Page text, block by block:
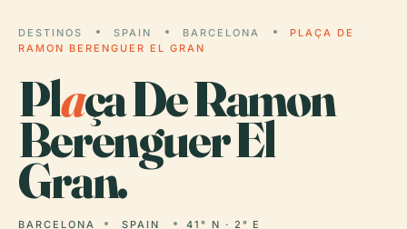
DESTINOS SPAIN BARCELONA
PLAÇA DE
RAMON BERENGUER EL GRAN
Plaça De Ramon
Berenguer El
Gran.
BARCELONA SPAIN 41° N · 2° E